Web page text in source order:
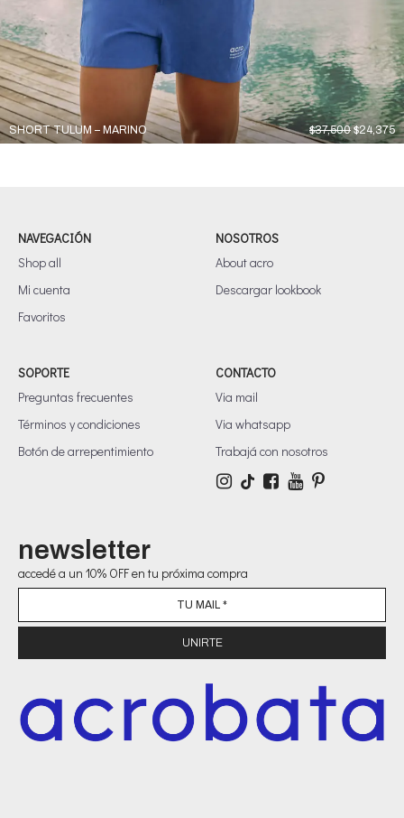
SHORT TULUM – MARINO $37,500 El
precio
$24,375El
NAVEGACIÓN
Shop all
Mi cuenta
Favoritos
NOSOTROS
About acro
Descargar lookbook
SOPORTE
Preguntas frecuentes
Términos y condiciones
Botón de arrepentimiento
CONTACTO
Via mail
Via whatsapp
Trabajá con nosotros
newsletter
accedé a un 10% OFF en tu próxima compra